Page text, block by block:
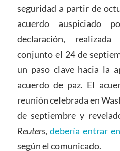
seguridad a partir de
acuerdo auspiciado
declaración,
conjunto el 24 de
un paso clave hacia la
acuerdo de paz. El
reunión celebrada en
de septiembre y
Reuters,debería entrar
según el comunicado.